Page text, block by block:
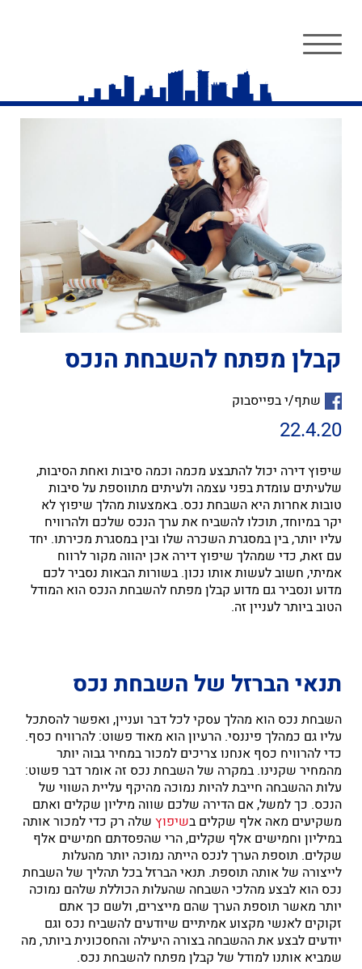
קבלן מפתח להשבחת הנכס
שתף/י בפייסבוק
22.4.20
שיפוץ דירה יכול להתבצע מכמה וכמה סיבות ואחת הסיבות,
שלעיתים עומדת בפני עצמה ולעיתים מתווספת על סיבות
טובות אחרות היא השבחת נכס. באמצעות מהלך שיפוץ לא
יקר במיוחד, תוכלו להשביח את ערך הנכס שלכם ולהרוויח
עליו יותר, בין במסגרת השכרה שלו ובין במסגרת מכירתו. יחד
עם זאת, כדי שמהלך שיפוץ דירה אכן יהווה מקור לרווח
אמיתי, חשוב לעשות אותו נכון. בשורות הבאות נסביר לכם
מדוע ונסביר גם מדוע קבלן מפתח להשבחת הנכס הוא המודל
הטוב ביותר לעניין זה.
תנאי הברזל של השבחת נכס
השבחת נכס הוא מהלך עסקי לכל דבר ועניין, ואפשר להסתכל
עליו גם כמהלך פיננסי. הרעיון הוא מאוד פשוט: להרוויח כסף.
כדי להרוויח כסף אנחנו צריכים למכור במחיר גבוה יותר
מהמחיר שקנינו. במקרה של השבחת נכס זה אומר דבר פשוט:
עלות ההשבחה חייבת להיות נמוכה מהיקף עליית השווי של
הנכס. כך למשל, אם הדירה שלכם שווה מיליון שקלים ואתם
משקיעים מאה אלף שקלים בשיפוץ שלה רק כדי למכור אותה
במיליון וחמישים אלף שקלים, הרי שהפסדתם חמישים אלף
שקלים. תוספת הערך לנכס הייתה נמוכה יותר מהעלות
לייצורה של אותה תוספת. תנאי הברזל בכל תהליך של השבחת
נכס הוא לבצע מהלכי השבחה שהעלות הכוללת שלהם נמוכה
יותר מאשר תוספת הערך שהם מייצרים, ולשם כך אתם
זקוקים לאנשי מקצוע אמיתיים שיודעים להשביח נכס וגם
יודעים לבצע את ההשבחה בצורה היעילה והחסכונית ביותר, מה
שמביא אותנו למודל של קבלן מפתח להשבחת נכס.